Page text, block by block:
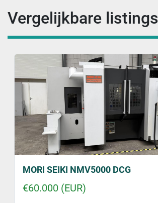
Vergelijkbare listings
MORI SEIKI NMV5000 DCG
€60.000 (EUR)